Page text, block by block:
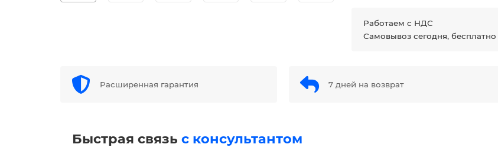
Работаем с НДС
Самовывоз сегодня, бесплатно
Расширенная гарантия 7 дней на возврат
Быстрая связь с консультантом